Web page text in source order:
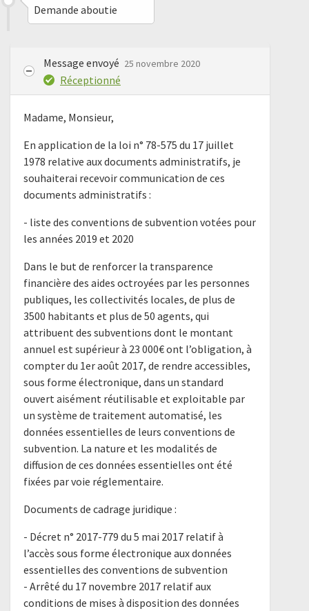
Demande aboutie
Message envoyé 25 novembre 2020
Réceptionné
Madame, Monsieur,
En application de la loi n° 78-575 du 17 juillet
1978 relative aux documents administratifs, je
souhaiterai recevoir communication de ces
documents administratifs :
- liste des conventions de subvention votées pour
les années 2019 et 2020
Dans le but de renforcer la transparence
financière des aides octroyées par les personnes
publiques, les collectivités locales, de plus de
3500 habitants et plus de 50 agents, qui
attribuent des subventions dont le montant
annuel est supérieur à 23 000€ ont l’obligation, à
compter du 1er août 2017, de rendre accessibles,
sous forme électronique, dans un standard
ouvert aisément réutilisable et exploitable par
un système de traitement automatisé, les
données essentielles de leurs conventions de
subvention. La nature et les modalités de
diffusion de ces données essentielles ont été
fixées par voie réglementaire.
Documents de cadrage juridique :
- ​Décret n° 2017-779 du 5 mai 2017 relatif à
l’accès sous forme électronique aux données
essentielles des conventions de subvention​
​- Arrêté du 17 novembre 2017 relatif aux
conditions de mises à disposition des données